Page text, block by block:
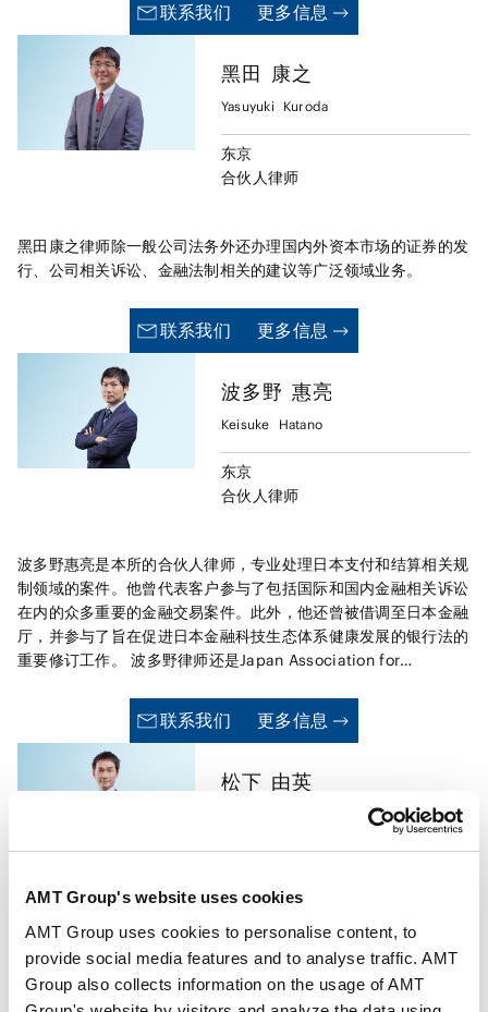
AMT Group's website uses cookies
AMT Group uses cookies to personalise content, to
provide social media features and to analyse traffic. AMT
Group also collects information on the usage of AMT
联系我们 更多信息
黑田 康之
Yasuyuki Kuroda
东京
合伙人律师
黑田康之律师除一般公司法务外还办理国内外资本市场的证券的发
行、公司相关诉讼、金融法制相关的建议等广泛领域业务。
联系我们 更多信息
波多野 惠亮
Keisuke Hatano
东京
合伙人律师
波多野惠亮是本所的合伙人律师，专业处理日本支付和结算相关规
制领域的案件。他曾代表客户参与了包括国际和国内金融相关诉讼
在内的众多重要的金融交易案件。此外，他还曾被借调至日本金融
厅，并参与了旨在促进日本金融科技生态体系健康发展的银行法的
重要修订工作。 波多野律师还是Japan Association for
证的自律性监管机构。 2023年至2024年期间，他利用其在支付
和结算相关规制领域的专业知识以及在金融厅任职的丰富的工作经
验，在修订后的新支付服务法制度下的数个领先的稳定币项目中发
挥了重要作用。
联系我们 更多信息
松下 由英
松下由英律师是本所合伙人，在境内外的公司事务、并购交易、合
营和联盟方面有着丰富的经验。他还精通日本的金融规制，涉及银
行、保险和证券业务。